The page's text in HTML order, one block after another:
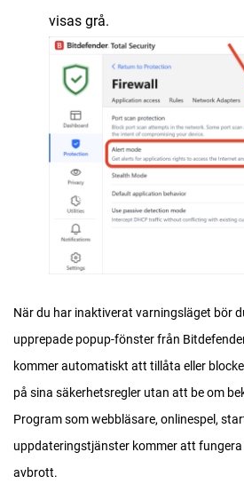
visas grå.
När du har inaktiverat varningsläget bör
upprepade popup-fönster från
kommer automatiskt att tillåta eller
på sina säkerhetsregler utan att be om
Program som webbläsare, onlinespel,
uppdateringstjänster kommer att
avbrott.